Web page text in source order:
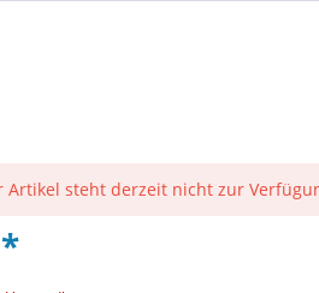
Artikel steht derzeit nicht zur